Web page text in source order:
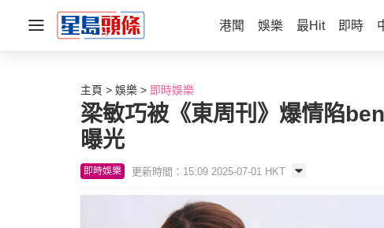
港聞 娛樂 最Hit 即時
主頁 娛樂 即時娛樂
梁敏巧被《東周刊》爆情陷
曝光
即時娛樂 更新時間：15:09 2025-07-01 HKT